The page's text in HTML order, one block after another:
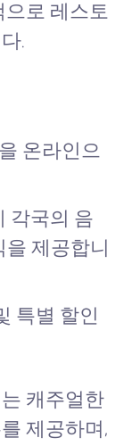
으로 레스토
.
온라인으
각국의 음
을 제공합니
특별 할인
캐주얼한
제공하며,